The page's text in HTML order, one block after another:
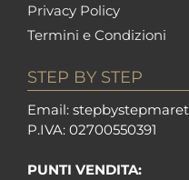
Privacy Policy
Termini e Condizioni
STEP BY STEP
Email: stepbystepm
P.IVA: 02700550391
PUNTI VENDITA: